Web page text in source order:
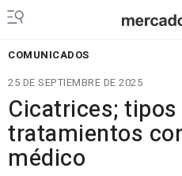
COMUNICADOS
25 DE SEPTIEMBRE DE 2025
Cicatrices;
tratamientos
médico